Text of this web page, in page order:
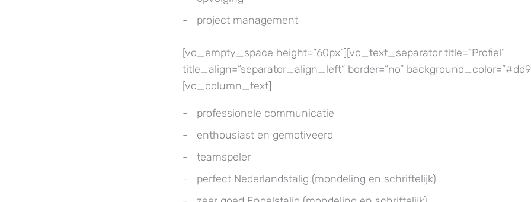
project management
[vc_empty_space height=”60px”][vc_text_separator title=”Profiel”
title_align=”separator_align_left” border=”no”
[vc_column_text]
professionele communicatie
enthousiast en gemotiveerd
teamspeler
perfect Nederlandstalig (mondeling en schriftelijk)